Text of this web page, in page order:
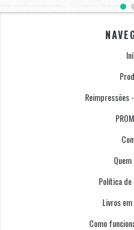
Reimpressões
Política
Livros
Como